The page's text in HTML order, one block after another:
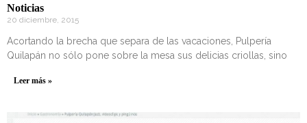
Noticias
20 diciembre, 2015
Acortando la brecha que separa de las vacaciones, Pulpería
Quilapán no sólo pone sobre la mesa sus delicias criollas, sino
Leer más »